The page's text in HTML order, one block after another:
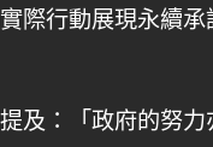
際行動展現永續
及：「政府的努